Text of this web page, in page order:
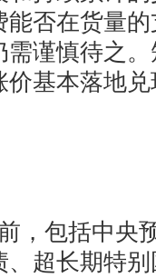
能否在货量
谨慎待之
价基本落地
包括中央
超长期特